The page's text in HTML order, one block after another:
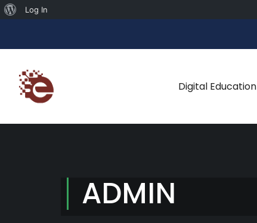
Log In
Digital Education
ADMIN